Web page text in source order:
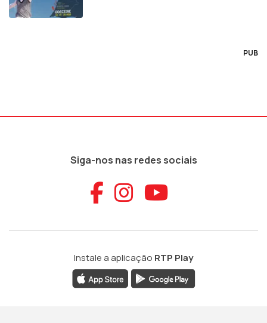
PUB
Siga-nos nas redes sociais
Aceder ao
Aceder ao
Aceder
Instale a aplicação RTP Play